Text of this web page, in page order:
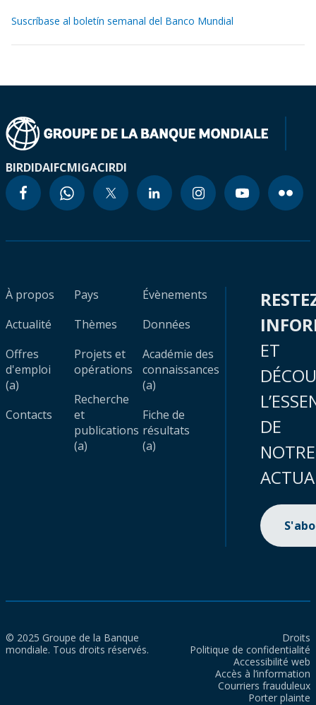
Suscríbase al boletín semanal del Banco Mundial
BIRDIDAIFCMIGACIRDI
À propos
Actualité
Offres
d'emploi
(a)
Contacts
Pays
Thèmes
Projets et
opérations
Recherche
et
publications
(a)
Évènements
Données
Académie des
connaissances
(a)
Fiche de
résultats
(a)
ET
DE
NOTRE
© 2025 Groupe de la Banque
mondiale. Tous droits réservés.
Droits
Politique de confidentialité
Accessibilité web
Accès à l’information
Courriers frauduleux
Porter plainte